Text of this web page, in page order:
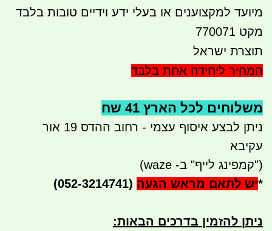
מיועד למקצוענים או בעלי ידע וידיים טובות בלבד
מקט 770071
תוצרת ישראל
המחיר ליחידה אחת בלבד
משלוחים לכל הארץ 41 שח
ניתן לבצע איסוף עצמי - רחוב ההדס 19 אור
עקיבא
("קמפינג לייף" ב- waze)
*יש לתאם מראש הגעה (052-3214741)
ניתן להזמין בדרכים הבאות: